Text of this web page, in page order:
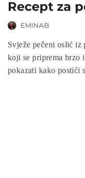
Recept za
EMINAB
Svježe pečeni oslić iz
koji se priprema brzo
pokazati kako postići